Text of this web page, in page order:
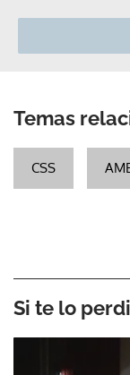
Temas
CSS
Si te lo